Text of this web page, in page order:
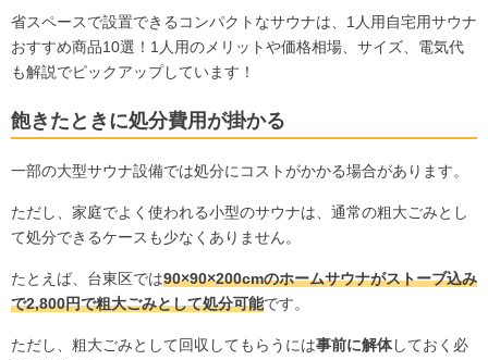
省スペースで設置できるコンパクトなサウナは、 1人用自宅用サウナ
おすすめ商品10選！1人用のメリットや価格相場、サイズ、電気代
も解説でピックアップしています！
飽きたときに処分費用が掛かる
一部の大型サウナ設備では処分にコストがかかる場合があります。
ただし、家庭でよく使われる小型のサウナは、通常の粗大ごみとし
て処分できるケースも少なくありません。
たとえば、台東区では90×90×200cmのホームサウナがストーブ込み
で2,800円で粗大ごみとして処分可能です。
ただし、粗大ごみとして回収してもらうには事前に解体しておく必